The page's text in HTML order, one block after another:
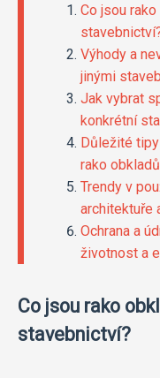
Co jsou
Výhody a
jinými
Jak vybrat
konkrétní
Důležité
rako
Trendy v
architektuře
Ochrana a
životnost a
Co jsou rako
stavebnictví?